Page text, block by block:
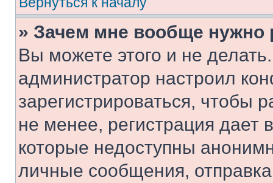
» Зачем мне вообще нужно
Вы можете этого и не
администратор настроил
зарегистрироваться, чтобы
не менее, регистрация
которые недоступны
личные сообщения,